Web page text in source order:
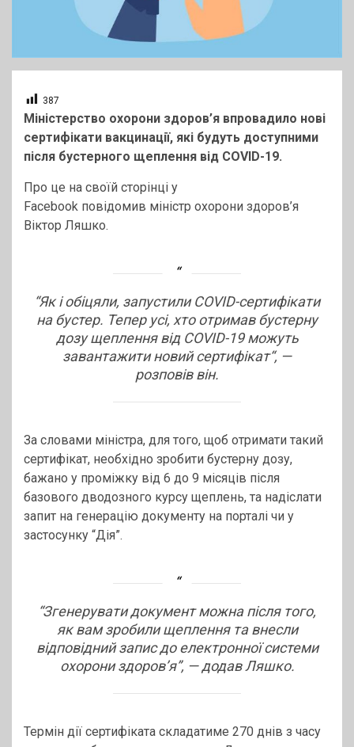
387
Міністерство охорони здоров’я впровадило нові
сертифікати вакцинації, які будуть доступними
після бустерного щеплення від COVID-19.
Про це на своїй сторінці у
Facebook повідомив міністр охорони здоров’я
Віктор Ляшко.
“Як і обіцяли, запустили COVID-сертифікати
на бустер. Тепер усі, хто отримав бустерну
дозу щеплення від COVID-19 можуть
завантажити новий сертифікат“, —
розповів він.
За словами міністра, для того, щоб отримати такий
сертифікат, необхідно зробити бустерну дозу,
бажано у проміжку від 6 до 9 місяців після
базового дводозного курсу щеплень, та надіслати
запит на генерацію документу на порталі чи у
застосунку “Дія”.
“Згенерувати документ можна після того,
як вам зробили щеплення та внесли
відповідний запис до електронної системи
охорони здоров’я”, — додав Ляшко.
Термін дії сертифіката складатиме 270 днів з часу